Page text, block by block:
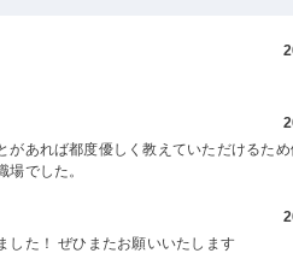
あれば都度優しく教えていただけるた
でした。
した！ ぜひまたお願いいたします